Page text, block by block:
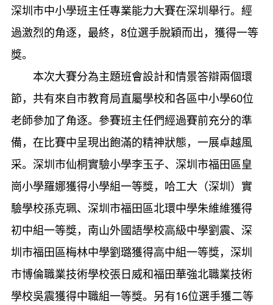
深圳市中小學班主任專業能力大賽在深圳舉行。經
過激烈的角逐，最終， 8位選手脫穎而出，獲得一等
獎。
本次大賽分為主題班會設計和情景答辯兩個環
節，共有來自市教育局直屬學校和各區中小學60位
老師參加了角逐。參賽班主任們經過賽前充分的準
備，在比賽中呈現出飽滿的精神狀態，一展卓越風
采。深圳市仙桐實驗小學李玉子、深圳市福田區皇
崗小學羅娜獲得小學組一等獎，哈工大（深圳）實
驗學校孫克珮、深圳市福田區北環中學朱維維獲得
初中組一等獎，南山外國語學校高級中學劉震、深
圳市福田區梅林中學劉璐獲得高中組一等獎，深圳
市博倫職業技術學校張日威和福田華強北職業技術
學校吳震獲得中職組一等獎。另有16位選手獲二等